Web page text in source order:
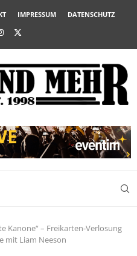
IMPRESSUM DATENSCHUTZ
Kanone“ – Freikarten-Verlosung
mit Liam Neeson